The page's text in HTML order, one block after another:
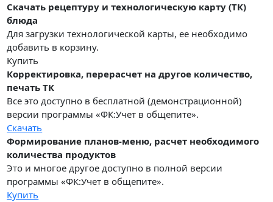
Скачать рецептуру и технологическую карту (ТК)
блюда
Для загрузки технологической карты, ее необходимо
добавить в корзину.
Купить
Корректировка, перерасчет на другое количество,
печать ТК
Все это доступно в бесплатной (демонстрационной)
версии программы «ФК:Учет в общепите».
Скачать
Формирование планов-меню, расчет необходимого
количества продуктов
Это и многое другое доступно в полной версии
программы «ФК:Учет в общепите».
Купить